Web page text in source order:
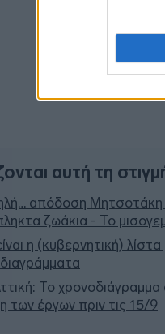
αυτή τη
απόδοση Μητσοτάκη
ζωάκια - Το
η (κυβερνητική)
Το
των έργων πριν τις 15/9